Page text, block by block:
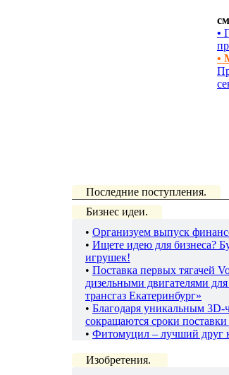
•
•
Последние поступления.
Бизнес идеи.
• Организуем выпуск
• Ищете идею для бизнеса?
игрушек!
• Поставка первых тягачей
дизельными двигателями
трансгаз Екатеринбург»
• Благодаря уникальным
сокращаются сроки
• Фитомуцил – лучший друг
Изобретения.